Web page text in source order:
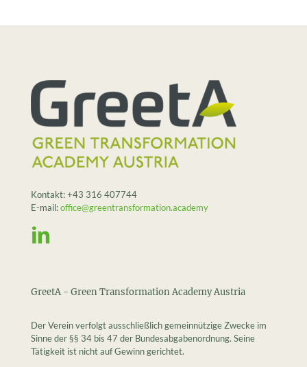
Kontakt:+43 316 407744
E-mail:office@greentransformation.academy
GreetA - Green Transformation Academy Austria
Der Verein verfolgt ausschließlich gemeinnützige Zwecke im
Sinne der §§ 34 bis 47 der Bundesabgabenordnung. Seine
Tätigkeit ist nicht auf Gewinn gerichtet.